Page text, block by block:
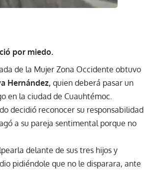
por miedo.
de la Mujer Zona Occidente obtuvo
Hernández,quien deberá pasar un
en la ciudad de Cuauhtémoc.
decidió reconocer su responsabilidad
a su pareja sentimental porque no
delante de sus tres hijos y
pidiéndole que no le disparara, ante